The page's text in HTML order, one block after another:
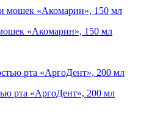
«Акомарин», 150 мл
рта «АргоДент», 200 мл